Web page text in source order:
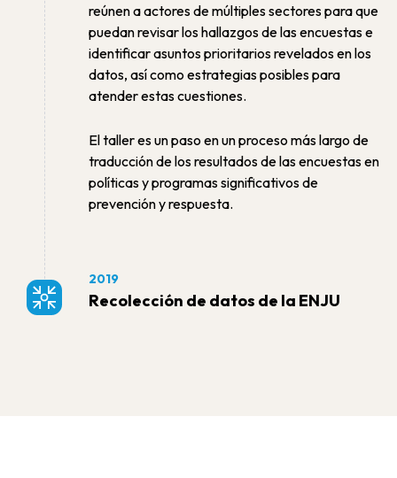
reúnen a actores de múltiples sectores para que
puedan revisar los hallazgos de las encuestas e
identificar asuntos prioritarios revelados en los
datos, así como estrategias posibles para
atender estas cuestiones.
El taller es un paso en un proceso más largo de
traducción de los resultados de las encuestas en
políticas y programas significativos de
prevención y respuesta.
2019
Recolección de datos de la ENJU